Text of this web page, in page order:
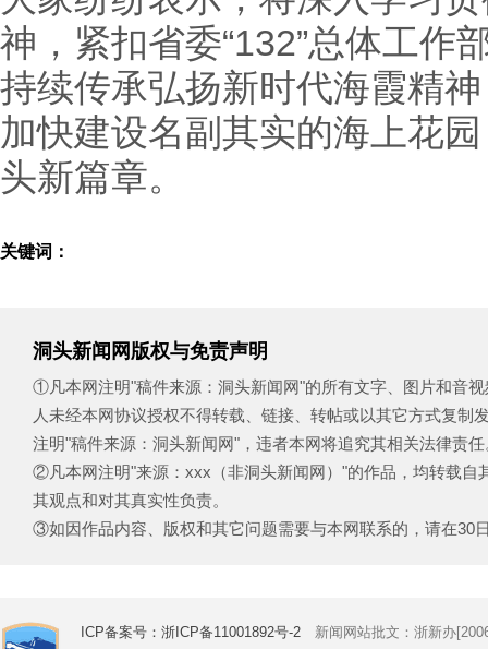
神，紧扣省委“132”总体工作
持续传承弘扬新时代海霞精
加快建设名副其实的海上花
头新篇章。
关键词：
洞头新闻网版权与免责声明
①凡本网注明"稿件来源：洞头新闻网"的所有文字、图片和音
人未经本网协议授权不得转载、链接、转帖或以其它方式复
注明"稿件来源：洞头新闻网"，违者本网将追究其相关法律责任
②凡本网注明"来源：xxx（非洞头新闻网）"的作品，均转载自
其观点和对其真实性负责。
③如因作品内容、版权和其它问题需要与本网联系的，请在30
ICP备案号：浙ICP备11001892号-2 新闻网站批文：浙新办